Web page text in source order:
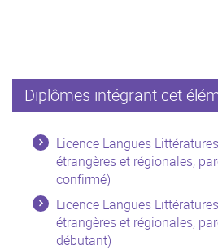
Diplômes intégrant cet
Licence Langues
étrangères et régionales,
confirmé)
Licence Langues
étrangères et régionales,
débutant)